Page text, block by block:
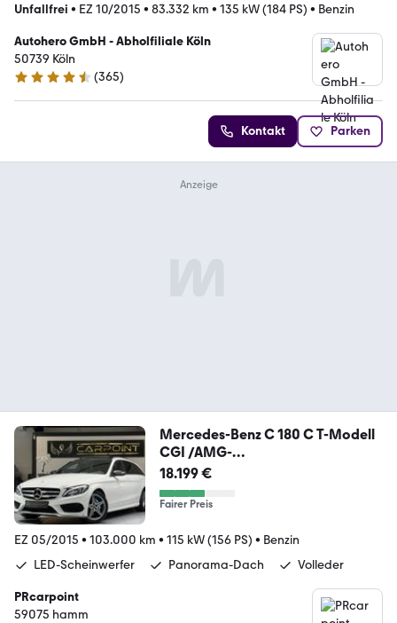
Unfallfrei • EZ 10/2015 • 83.332 km • 135 kW (184 PS) • Benzin
Autohero GmbH - Abholfiliale Köln
50739 Köln
4.6 Sterne
(365)
Kontakt Parken
Mercedes-Benz C 180 C T-Modell
CGI /AMG-
Line/AHK/PANO/LEDER
18.199 €
Fairer Preis
EZ 05/2015 • 103.000 km • 115 kW (156 PS) • Benzin
LED-Scheinwerfer
Panorama-Dach Volleder
PRcarpoint
59075 hamm